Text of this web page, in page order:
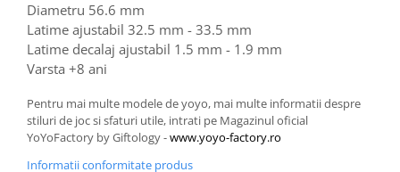
Diametru 56.6 mm
Latime ajustabil 32.5 mm - 33.5 mm
Latime decalaj ajustabil 1.5 mm - 1.9 mm
Varsta +8 ani
Pentru mai multe modele de yoyo, mai multe informatii despre
stiluri de joc si sfaturi utile, intrati pe Magazinul oficial
YoYoFactory by Giftology -www.yoyo-factory.ro
Informatii conformitate produs